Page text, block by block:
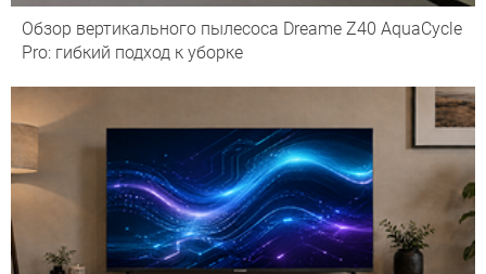
Обзор вертикального пылесоса Dreame Z40 AquaCycle
Pro: гибкий подход к уборке